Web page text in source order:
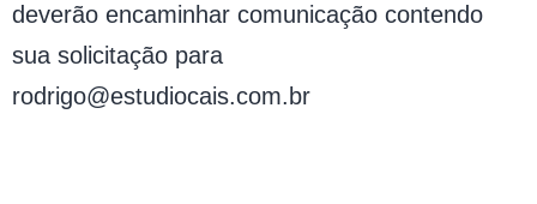
deverão encaminhar comunicação contendo
sua solicitação para
rodrigo@estudiocais.com.br